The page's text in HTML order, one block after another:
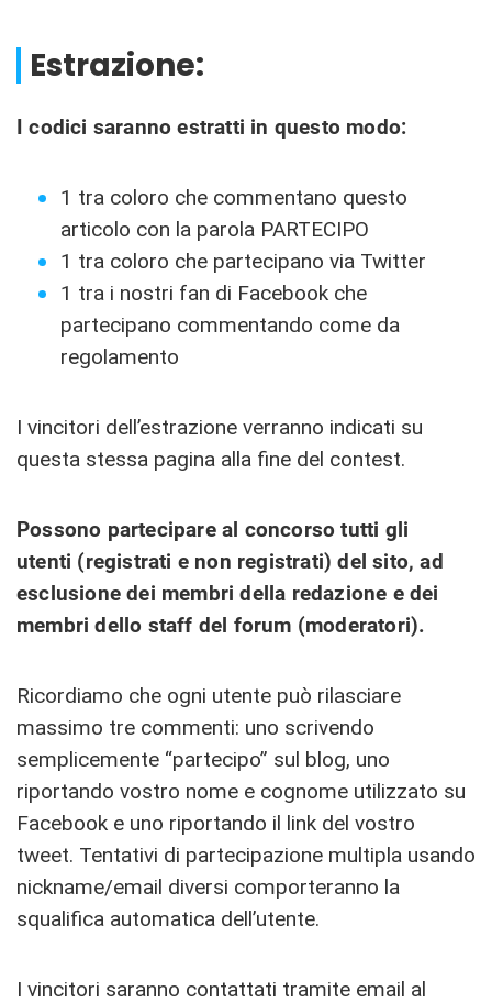
Estrazione:
I codici saranno estratti in questo modo:
1 tra coloro che commentano questo
articolo con la parola PARTECIPO
1 tra coloro che partecipano via Twitter
1 tra i nostri fan di Facebook che
partecipano commentando come da
regolamento
I vincitori dell’estrazione verranno indicati su
questa stessa pagina alla fine del contest.
Possono partecipare al concorso tutti gli
utenti (registrati e non registrati) del sito, ad
esclusione dei membri della redazione e dei
membri dello staff del forum (moderatori).
Ricordiamo che ogni utente può rilasciare
massimo tre commenti: uno scrivendo
semplicemente “partecipo” sul blog, uno
riportando vostro nome e cognome utilizzato su
Facebook e uno riportando il link del vostro
tweet. Tentativi di partecipazione multipla usando
nickname/email diversi comporteranno la
squalifica automatica dell’utente.
I vincitori saranno contattati tramite email al